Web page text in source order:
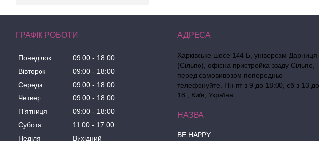
ГРАФІК РОБОТИ
Понеділок 09:00
18:00
Вівторок
09:00
18:00
Середа
09:00
18:00
Четвер
09:00
18:00
Пʼятниця
09:00
18:00
Субота
11:00
17:00
Неділя
Вихідний
Харківське шосе 144 Б, універсам Дарниця
(Сільпо), офісна пристройка ззаду Сільпо,
перед самовивозом попередньо
телефонуйте. Пн-пт з 9 до 18:00, сб з 13 до
18., Київ, Україна
BE HAPPY